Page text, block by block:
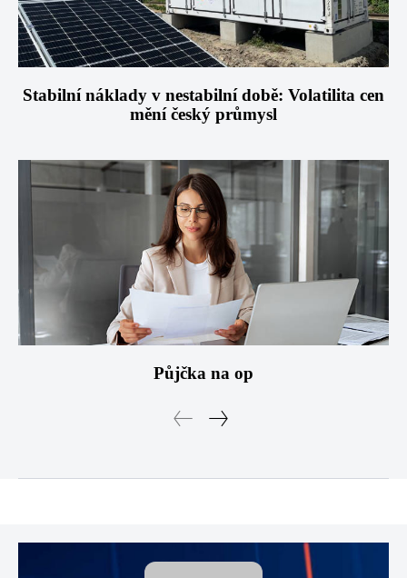
Stabilní náklady v nestabilní době: Volatilita cen
mění český průmysl
Půjčka na op